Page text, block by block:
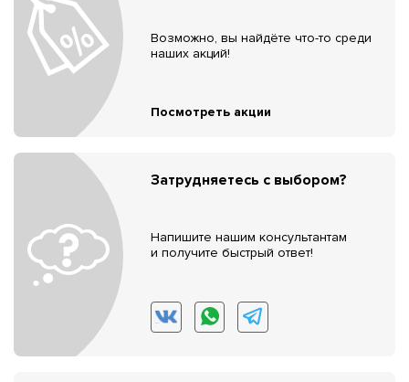
Возможно, вы найдёте что-то среди
наших акций!
Посмотреть акции
Затрудняетесь с выбором?
Напишите нашим консультантам
и получите быстрый ответ!